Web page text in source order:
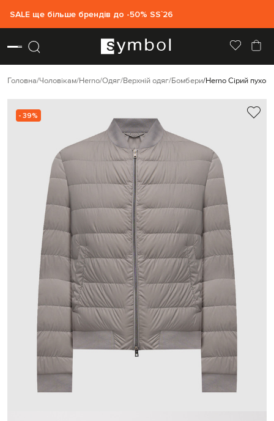
SALE ще більше брендів до -50% SS`26
Головна Чоловікам Herno Одяг Верхній одяг Бомбери Herno Сірий
- 39%